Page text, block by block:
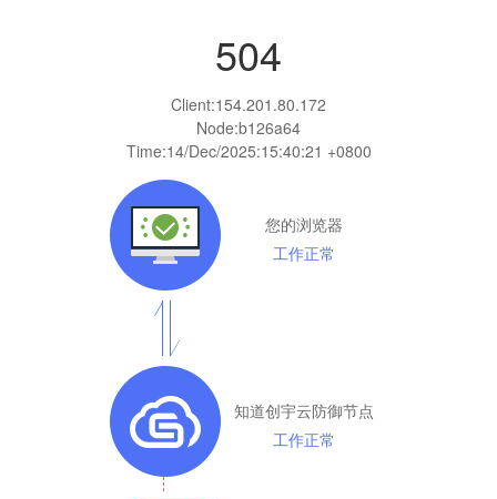
504
Client:154.201.80.172
Node:b126a64
Time:14/Dec/2025:15:40:21 +0800
您的浏览器
工作正常
知道创宇云防御节点
工作正常